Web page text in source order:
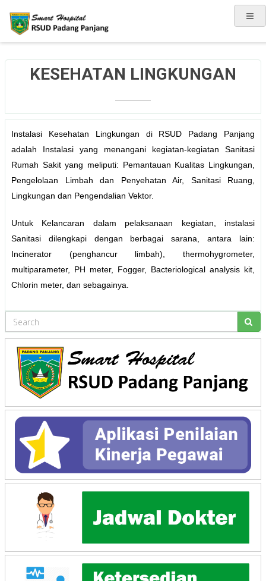
KESEHATAN LINGKUNGAN
Instalasi Kesehatan Lingkungan di RSUD Padang Panjang
adalah Instalasi yang menangani kegiatan-kegiatan Sanitasi
Rumah Sakit yang meliputi: Pemantauan Kualitas Lingkungan,
Pengelolaan Limbah dan Penyehatan Air, Sanitasi Ruang,
Lingkungan dan Pengendalian Vektor.
Untuk Kelancaran dalam pelaksanaan kegiatan, instalasi
Sanitasi dilengkapi dengan berbagai sarana, antara lain:
Incinerator (penghancur limbah), thermohygrometer,
multiparameter, PH meter, Fogger, Bacteriological analysis kit,
Chlorin meter, dan sebagainya.